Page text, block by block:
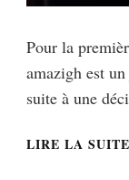
Pour la
amazigh est
suite à une
LIRE LA SUITE